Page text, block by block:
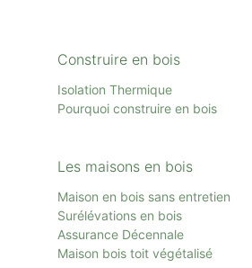
Construire en bois
Isolation Thermique
Pourquoi construire en bois
Les maisons en bois
Maison en bois sans entretien
Surélévations en bois
Assurance Décennale
Maison bois toit végétalisé